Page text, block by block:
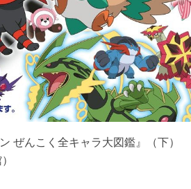
ぜんこく全キャラ大図鑑』（下）